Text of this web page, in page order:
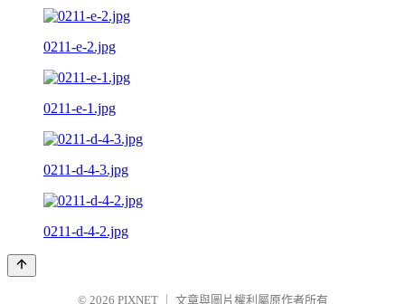
0211-e-2.jpg
0211-e-1.jpg
0211-d-4-3.jpg
0211-d-4-2.jpg
© 2026 PIXNET 文章與圖片權利屬原作者所有